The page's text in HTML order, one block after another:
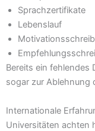
Sprachzertifikate
Lebenslauf
Bereits ein fehlendes
sogar zur Ablehnung
Internationale
Universitäten achten